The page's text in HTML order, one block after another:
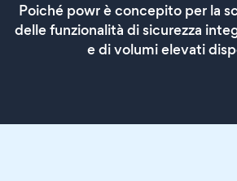
Poiché powr è concepito per la
delle funzionalità di sicurezza
e di volumi elevati